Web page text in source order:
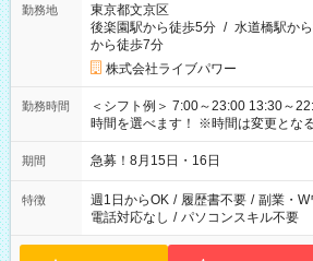
勤務地
東京都文京区
後楽園駅から徒歩5分 / 水道橋駅か
から徒歩7分
株式会社ライブパワー
勤務時間
＜シフト例＞ 7:00～23:00 13:30～22:00 上記の時間から
時間を選べます！ ※時間は変更とな
期間 急募！8月15日・16日
特徴 週1日からOK / 履歴書不要 / 副業・W
電話対応なし / パソコンスキル不要